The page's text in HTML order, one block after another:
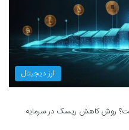
ارز دیجیتال
روش کاهش ریسک در سرمایه